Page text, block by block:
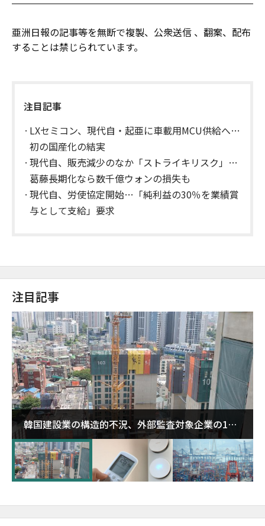
亜洲日報の記事等を無断で複製、公衆送信 、翻案、配布
することは禁じられています。
注目記事
LXセミコン、現代自・起亜に車載用MCU供給へ…
初の国産化の結実
現代自、販売減少のなか「ストライキリスク」…
葛藤長期化なら数千億ウォンの損失も
現代自、労使協定開始…「純利益の30％を業績賞
与として支給」要求
注目記事
韓国建設業の構造的不況、外部監査対象企業の1割
超が「ゾンビ企業」に…5年で2.8倍増